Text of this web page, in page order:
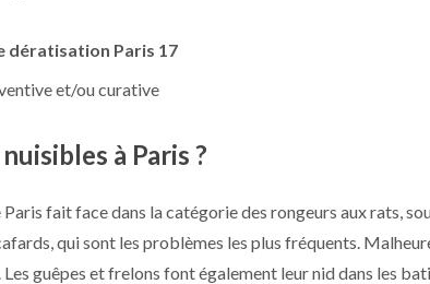
dératisation Paris 17
et/ou curative
à Paris ?
Paris fait face dans la catégorie des rongeurs aux rats,
qui sont les problèmes les plus fréquents.
Les guêpes et frelons font également leur nid dans les